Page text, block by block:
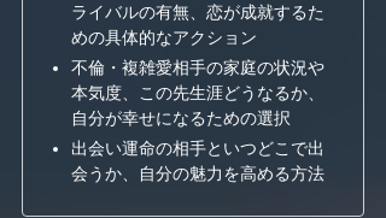
ライバルの有無、恋が成就するた
めの具体的なアクション
不倫・複雑愛相手の家庭の状況や
本気度、この先生涯どうなるか、
自分が幸せになるための選択
出会い運命の相手といつどこで出
会うか、自分の魅力を高める方法